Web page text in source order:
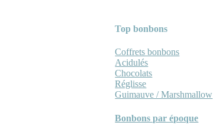
Top bonbons
Coffrets bonbons
Acidulés
Chocolats
Réglisse
Guimauve / Marshmallow
Bonbons par époque